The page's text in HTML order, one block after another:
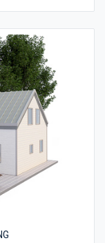
4 st Sovrum, 2
med stora
känsla.
som ofta
kan